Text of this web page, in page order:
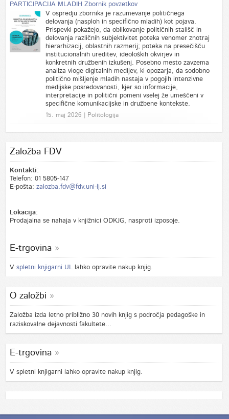
PARTICIPACIJA MLADIH Zbornik povzetkov
V ospredju zbornika je razumevanje političnega
delovanja (nasploh in specifično mladih) kot pojava.
Prispevki pokažejo, da oblikovanje političnih stališč in
delovanja različnih subjektivitet poteka venomer znotraj
hierarhizacij, oblastnih razmerij; poteka na presečišču
institucionalnih ureditev, ideoloških okvirjev in
konkretnih družbenih izkušenj. Posebno mesto zavzema
analiza vloge digitalnih medijev, ki opozarja, da sodobno
politično mišljenje mladih nastaja v pogojih intenzivne
medijske posredovanosti, kjer so informacije,
interpretacije in politični pomeni vselej že umeščeni v
specifične komunikacijske in družbene kontekste.
15. maj 2026 | Politologija
Založba FDV
Kontakti:
Telefon: 01 5805-147
E-pošta: zalozba.fdv@fdv.uni-lj.si
Lokacija:
Prodajalna se nahaja v knjižnici ODKJG, nasproti izposoje.
E-trgovina
V spletni knjigarni ULlahko opravite nakup knjig.
O založbi
Založba izda letno približno 30 novih knjig s področja pedagoške in
raziskovalne dejavnosti fakultete...
E-trgovina
V spletni knjigarni lahko opravite nakup knjig.